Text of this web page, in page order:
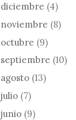
diciembre (4)
noviembre (8)
octubre (9)
septiembre (10)
agosto (13)
julio (7)
junio (9)